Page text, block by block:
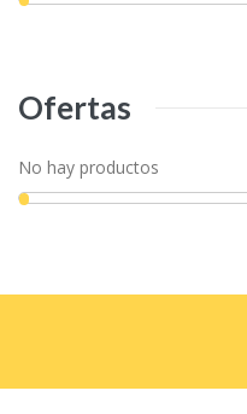
Ofertas
No hay productos